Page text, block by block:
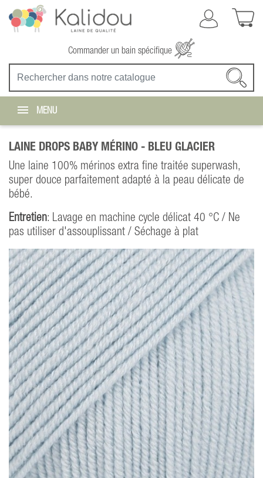
Commander un bain spécifique
MENU
LAINE DROPS BABY MÉRINO - BLEU GLACIER
Une laine 100% mérinos extra fine traitée superwash,
super douce parfaitement adapté à la peau délicate de
bébé.
Entretien: Lavage en machine cycle délicat 40 °C / Ne
pas utiliser d'assouplissant / Séchage à plat